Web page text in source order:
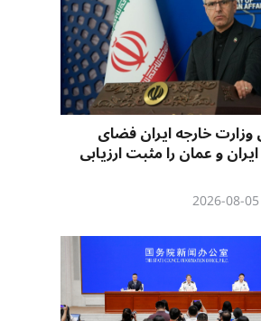
خارجه ایران فضای
و عمان را مثبت ارزیابی